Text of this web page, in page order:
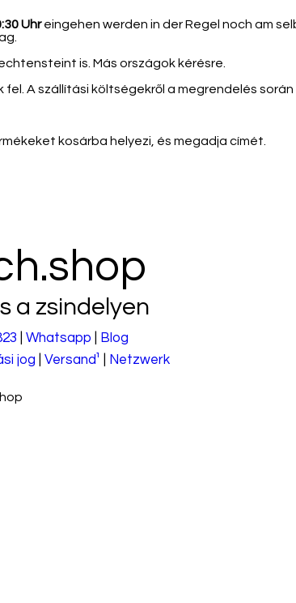
Uhreingehen werden in der Regel noch am
is. Más országok kérésre.
A szállítási költségekről a megrendelés
kosárba helyezi, és megadja címét.
a zsindelyen
Whatsapp
Blog
jog Versand¹ Netzwerk